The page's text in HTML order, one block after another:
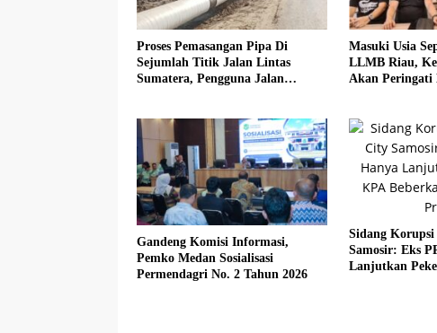
Proses Pemasangan Pipa Di
Sejumlah Titik Jalan Lintas
Sumatera, Pengguna Jalan
Masuki Usia
LLMB Riau,
Akan Peringati
Gandeng Komisi Informasi,
Pemko Medan Sosialisasi
Permendagri No. 2 Tahun 2026
Sidang
Samosir: Eks
Lanjutkan